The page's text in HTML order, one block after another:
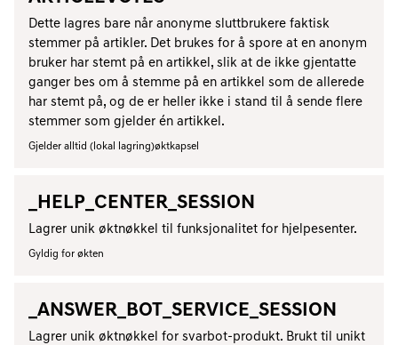
Dette lagres bare når anonyme sluttbrukere faktisk
stemmer på artikler. Det brukes for å spore at en anonym
bruker har stemt på en artikkel, slik at de ikke gjentatte
ganger bes om å stemme på en artikkel som de allerede
har stemt på, og de er heller ikke i stand til å sende flere
stemmer som gjelder én artikkel.
Gjelder alltid (lokal lagring)øktkapsel
_HELP_CENTER_SESSION
Lagrer unik øktnøkkel til funksjonalitet for hjelpesenter.
Gyldig for økten
_ANSWER_BOT_SERVICE_SESSION
Lagrer unik øktnøkkel for svarbot-produkt. Brukt til unikt